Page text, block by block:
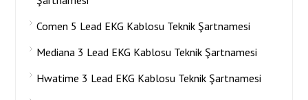
Comen 5 Lead EKG Kablosu Teknik Şartnamesi
Mediana 3 Lead EKG Kablosu Teknik Şartnamesi
Hwatime 3 Lead EKG Kablosu Teknik Şartnamesi